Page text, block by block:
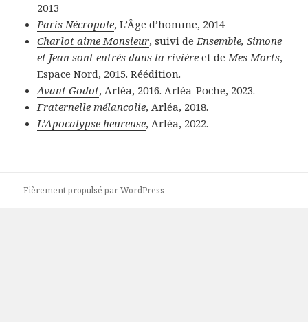
2013
Paris Nécropole, L’Âge d’homme, 2014
Charlot aime Monsieur, suivi deEnsemble, Simone
et Jean sont entrés dans la rivière et deMes Morts,
Espace Nord, 2015. Réédition.
Avant Godot, Arléa, 2016. Arléa-Poche, 2023.
Fraternelle mélancolie, Arléa, 2018.
L’Apocalypse heureuse, Arléa, 2022.
Fièrement propulsé par WordPress